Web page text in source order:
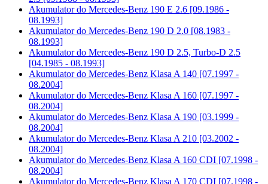
Akumulator do Mercedes-Benz 190 E 2.6 [09.1986 -
08.1993]
Akumulator do Mercedes-Benz 190 D 2.0 [08.1983 -
08.1993]
Akumulator do Mercedes-Benz 190 D 2.5, Turbo-D 2.5
[04.1985 - 08.1993]
Akumulator do Mercedes-Benz Klasa A 140 [07.1997 -
08.2004]
Akumulator do Mercedes-Benz Klasa A 160 [07.1997 -
08.2004]
Akumulator do Mercedes-Benz Klasa A 190 [03.1999 -
08.2004]
Akumulator do Mercedes-Benz Klasa A 210 [03.2002 -
08.2004]
Akumulator do Mercedes-Benz Klasa A 160 CDI [07.1998 -
08.2004]
Akumulator do Mercedes-Benz Klasa A 170 CDI [07.1998 -